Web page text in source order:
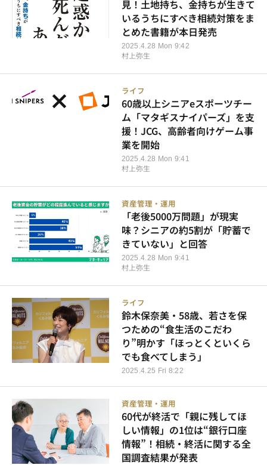
2025.4.28 Mon 9:42
見！土地持ち、金持ちが生きて
いるうちにすべき相続対策をま
とめた書籍が本日発売
村上弥生
ライフ
2025.4.28 Mon 9:41
60歳以上シニアeスポーツチー
ム「マタギスナイパーズ」を支
援！JCG、高齢者向けゲーム事
業を開始
村上弥生
資産管理・運用
2025.4.28 Mon 9:41
「老後5000万問題」が現実
味？シニアの約5割が「貯蓄で
きていない」と回答
村上弥生
ライフ
2025.4.25 Fri 8:22
鈴木保奈美・58歳、若さを保
つための“食生活のこだわ
り”明かす「ほっとくといくら
でも食べてしまう」
資産管理・運用
60代が終活で「親に残してほ
しい情報」の1位は“銀行口座
情報”！相続・終活に関する全
国調査結果が発表